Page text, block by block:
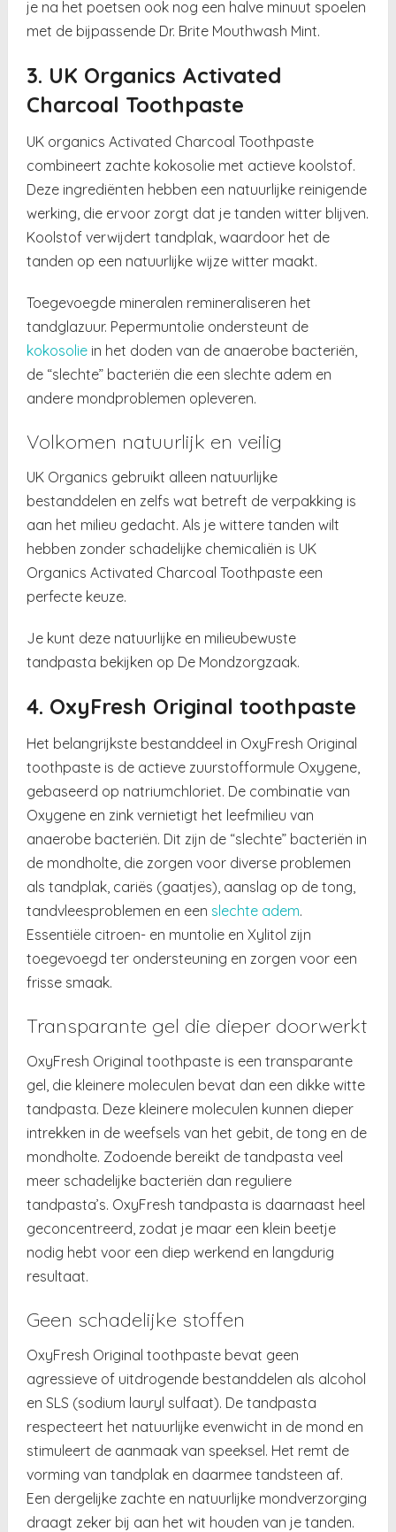
je na het poetsen ook nog een halve minuut spoelen
met de bijpassende Dr. Brite Mouthwash Mint.
3. UK Organics Activated
Charcoal Toothpaste
UK organics Activated Charcoal Toothpaste
combineert zachte kokosolie met actieve koolstof.
Deze ingrediënten hebben een natuurlijke reinigende
werking, die ervoor zorgt dat je tanden witter blijven.
Koolstof verwijdert tandplak, waardoor het de
tanden op een natuurlijke wijze witter maakt.
Toegevoegde mineralen remineraliseren het
tandglazuur. Pepermuntolie ondersteunt de
kokosolie in het doden van de anaerobe bacteriën,
de “slechte” bacteriën die een slechte adem en
andere mondproblemen opleveren.
Volkomen natuurlijk en veilig
UK Organics gebruikt alleen natuurlijke
bestanddelen en zelfs wat betreft de verpakking is
aan het milieu gedacht. Als je wittere tanden wilt
hebben zonder schadelijke chemicaliën is UK
Organics Activated Charcoal Toothpaste een
perfecte keuze.
Je kunt deze natuurlijke en milieubewuste
tandpasta bekijken op De Mondzorgzaak.
4. OxyFresh Original toothpaste
Het belangrijkste bestanddeel in OxyFresh Original
toothpaste is de actieve zuurstofformule Oxygene,
gebaseerd op natriumchloriet. De combinatie van
Oxygene en zink vernietigt het leefmilieu van
anaerobe bacteriën. Dit zijn de “slechte” bacteriën in
de mondholte, die zorgen voor diverse problemen
als tandplak, cariës (gaatjes), aanslag op de tong,
tandvleesproblemen en een slechte adem.
Essentiële citroen- en muntolie en Xylitol zijn
toegevoegd ter ondersteuning en zorgen voor een
frisse smaak.
Transparante gel die dieper doorwerkt
OxyFresh Original toothpaste is een transparante
gel, die kleinere moleculen bevat dan een dikke witte
tandpasta. Deze kleinere moleculen kunnen dieper
intrekken in de weefsels van het gebit, de tong en de
mondholte. Zodoende bereikt de tandpasta veel
meer schadelijke bacteriën dan reguliere
tandpasta’s. OxyFresh tandpasta is daarnaast heel
geconcentreerd, zodat je maar een klein beetje
nodig hebt voor een diep werkend en langdurig
resultaat.
Geen schadelijke stoffen
OxyFresh Original toothpaste bevat geen
agressieve of uitdrogende bestanddelen als alcohol
en SLS (sodium lauryl sulfaat). De tandpasta
respecteert het natuurlijke evenwicht in de mond en
stimuleert de aanmaak van speeksel. Het remt de
vorming van tandplak en daarmee tandsteen af.
Een dergelijke zachte en natuurlijke mondverzorging
draagt zeker bij aan het wit houden van je tanden.